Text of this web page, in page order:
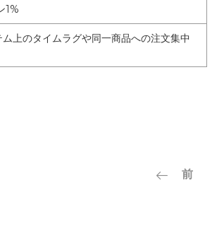
1%
上のタイムラグや同一商品への注文集中
前